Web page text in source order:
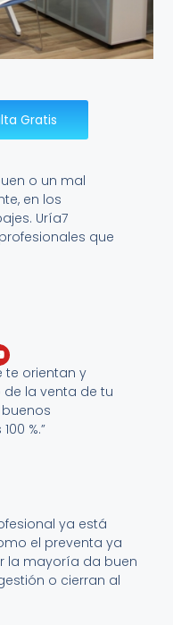
Gratis
o un mal
en los
Uría7
que
te orientan y
la venta de tu
%.”
ya está
el preventa ya
la mayoría da buen
o cierran al